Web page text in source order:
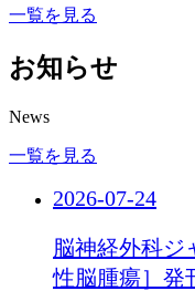
一覧を見る
お知らせ
News
一覧を見る
2026-07-24
脳神経外科ジ
性脳腫瘍］発